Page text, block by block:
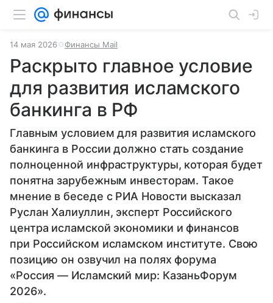
14 мая 2026 Финансы Mail
Раскрыто главное условие
для развития исламского
банкинга в РФ
Главным условием для развития исламского
банкинга в России должно стать создание
полноценной инфраструктуры, которая будет
понятна зарубежным инвесторам. Такое
мнение в беседе с РИА Новости высказал
Руслан Халиуллин, эксперт Российского
центра исламской экономики и финансов
при Российском исламском институте. Свою
позицию он озвучил на полях форума
«Россия — Исламский мир: КазаньФорум
2026».